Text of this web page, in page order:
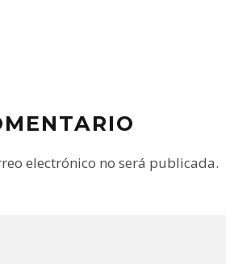
electrónico no será publicada.